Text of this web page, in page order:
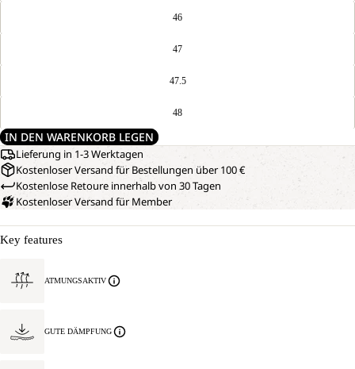
46
47
47.5
48
IN DEN WARENKORB LEGEN
Lieferung in 1-3 Werktagen
Kostenloser Versand für Bestellungen über 100 €
Kostenlose Retoure innerhalb von 30 Tagen
Kostenloser Versand für Member
Key features
ATMUNGSAKTIV
GUTE DÄMPFUNG